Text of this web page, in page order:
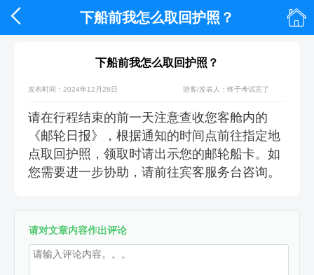
 下船前我怎么取回护照？ 
下船前我怎么取回护照？
发布时间：2024年12月28日 游客/发表人：终于考试完了
请在行程结束的前一天注意查收您客舱内的
《邮轮日报》，根据通知的时间点前往指定地
点取回护照，领取时请出示您的邮轮船卡。如
您需要进一步协助，请前往宾客服务台咨询。
请对文章内容作出评论